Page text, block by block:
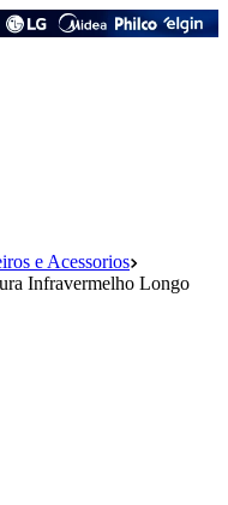
e Acessorios
Infravermelho Longo